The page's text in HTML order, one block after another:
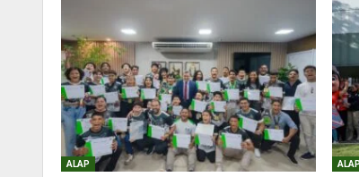
ALAP ALAP